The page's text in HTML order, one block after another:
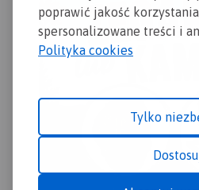
poprawić jakość
spersonalizowane treści i
Polityka cookies
Tylko
miejscowości warte
odwiedzenia.